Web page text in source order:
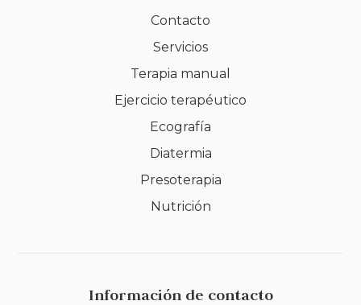
Contacto
Servicios
Terapia manual
Ejercicio terapéutico
Ecografía
Diatermia
Presoterapia
Nutrición
Información de contacto